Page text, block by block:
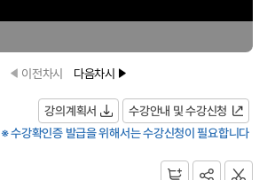
이전차시 다음차시
강의계획서
수강안내 및 수강신청
※ 수강확인증 발급을 위해서는 수강신청이 필요합니다